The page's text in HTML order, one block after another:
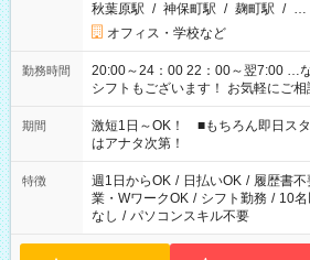
秋葉原駅 / 神保町駅 / 麹町駅 / …
オフィス・学校など
勤務時間
20:00～24：00 22：00～翌7:00 …など1
シフトもございます！ お気軽にご相
期間
激短1日～OK！ ■もちろん即日ス
はアナタ次第！
特徴 週1日からOK / 日払いOK / 履歴書不
業・WワークOK / シフト勤務 / 10
なし / パソコンスキル不要